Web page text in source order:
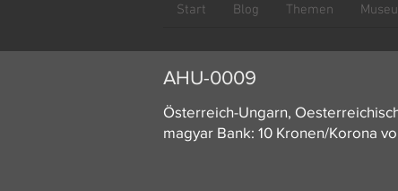
Start Blog Themen
AHU-0009
Österreich-Ungarn,
magyar Bank: 10 Kronen/Korona